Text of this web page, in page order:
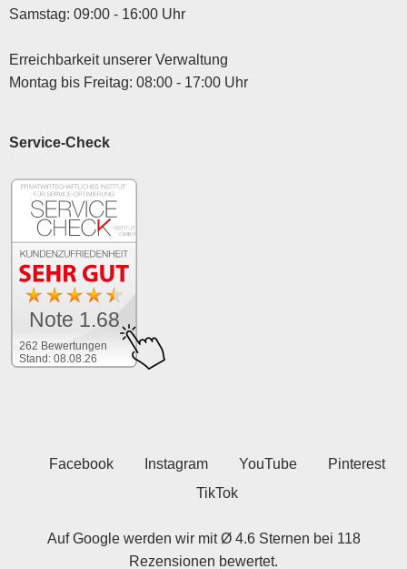
Samstag: 09:00 - 16:00 Uhr
Erreichbarkeit unserer Verwaltung
Montag bis Freitag: 08:00 - 17:00 Uhr
Service-Check
262 Bewertungen
Stand: 08.08.26
Note 1.68
Facebook Instagram YouTube
Pinterest
TikTok
Auf Google werden wir mit Ø 4.6 Sternen bei 118
Rezensionen bewertet.